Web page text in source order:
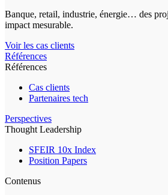
Banque, retail, industrie, énergie… des
impact mesurable.
Voir les cas clients
Références
Références
Cas clients
Partenaires tech
Perspectives
Thought Leadership
SFEIR 10x Index
Position Papers
Contenus